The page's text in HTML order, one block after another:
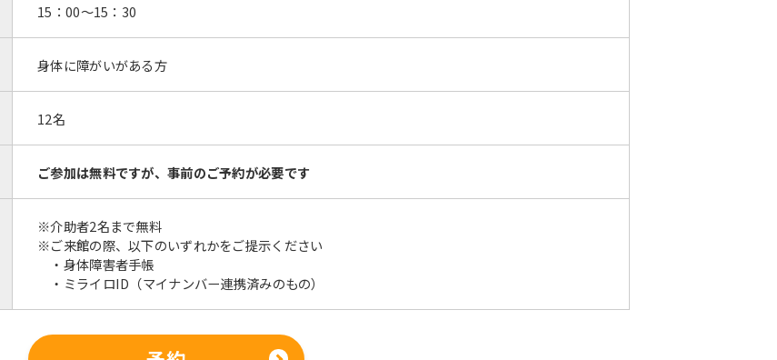
15：00～15：30
身体に障がいがある方
12名
ご参加は無料ですが、事前のご予約が必要です
※介助者2名まで無料
※ご来館の際、以下のいずれかをご提示ください
・身体障害者手帳
・ミライロID（マイナンバー連携済みのもの）